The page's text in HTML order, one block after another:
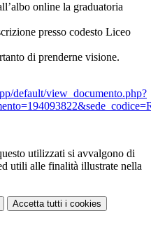
online la graduatoria
presso codesto Liceo
di prenderne visione.
default/view_documento.php?
utilizzati si avvalgono di
utili alle finalità illustrate nella
Accetta tutti i cookies